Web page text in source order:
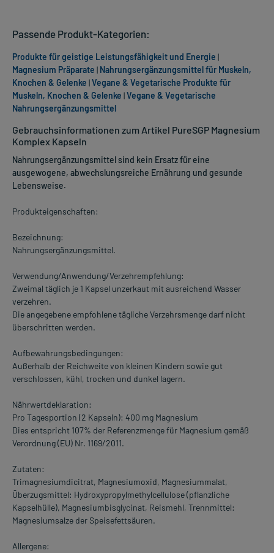
Gebrauchsinformationen zum Artikel PureSGP Magnesium
Komplex Kapseln
Nahrungsergänzungsmittel sind kein Ersatz für eine
ausgewogene, abwechslungsreiche Ernährung und gesunde
Lebensweise.
Produkteigenschaften:
Bezeichnung:
Nahrungsergänzungsmittel.
Verwendung/Anwendung/Verzehrempfehlung:
Zweimal täglich je 1 Kapsel unzerkaut mit ausreichend Wasser
verzehren.
Die angegebene empfohlene tägliche Verzehrsmenge darf nicht
überschritten werden.
Aufbewahrungsbedingungen:
Außerhalb der Reichweite von kleinen Kindern sowie gut
verschlossen, kühl, trocken und dunkel lagern.
Nährwertdeklaration:
Pro Tagesportion (2 Kapseln): 400 mg Magnesium
Dies entspricht 107% der Referenzmenge für Magnesium gemäß
Verordnung (EU) Nr. 1169/2011.
Zutaten:
Trimagnesiumdicitrat, Magnesiumoxid, Magnesiummalat,
Überzugsmittel: Hydroxypropylmethylcellulose (pflanzliche
Kapselhülle), Magnesiumbisglycinat, Reismehl, Trennmittel:
Magnesiumsalze der Speisefettsäuren.
Allergene:
Passende Produkt-Kategorien:
Produkte für geistige Leistungsfähigkeit und Energie |
Magnesium Präparate | Nahrungsergänzungsmittel für Muskeln,
Knochen & Gelenke |Vegane & Vegetarische Produkte für
Muskeln, Knochen & Gelenke |Vegane & Vegetarische
Nahrungsergänzungsmittel